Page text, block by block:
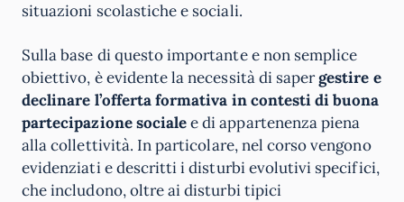
situazioni scolastiche e sociali.
Sulla base di questo importante e non semplice
obiettivo, è evidente la necessità di sapergestire e
declinare l’offerta formativa in contesti di buona
partecipazione socialee di appartenenza piena
alla collettività. In particolare, nel corso vengono
evidenziati e descritti i disturbi evolutivi specifici,
che includono, oltre ai disturbi tipici